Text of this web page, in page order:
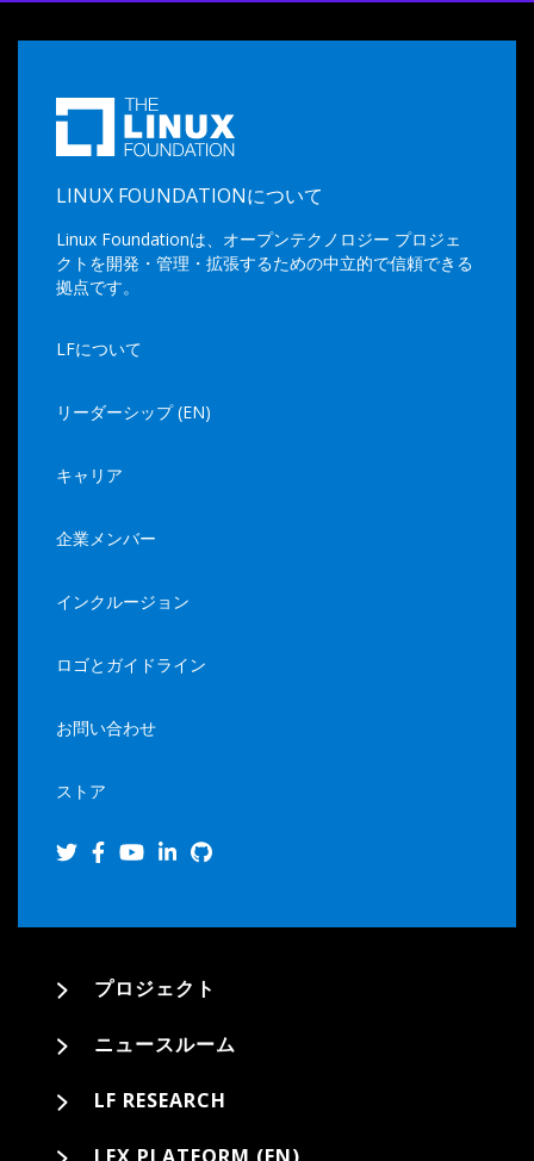
LINUX FOUNDATIONについて
Linux Foundationは、オープンテクノロジー プロジェ
クトを開発・管理・拡張するための中立的で信頼できる
拠点です。
LFについて
リーダーシップ (EN)
キャリア
企業メンバー
インクルージョン
ロゴとガイドライン
お問い合わせ
ストア
プロジェクト
ニュースルーム
LF RESEARCH